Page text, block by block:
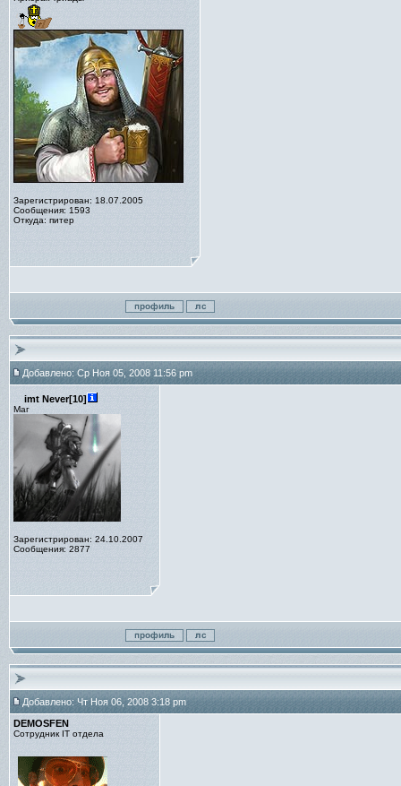
Зарегистрирован: 18.07.2005
Сообщения: 1593
Откуда: питер
Добавлено: Ср Ноя 05, 2008 11:56 pm
imt Never[10]
Маг
Зарегистрирован: 24.10.2007
Сообщения: 2877
Добавлено: Чт Ноя 06, 2008 3:18 pm
DEMOSFEN
Сотрудник IT отдела